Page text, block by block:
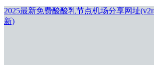
2025最新免费酸酸乳节点机场分享网址
新)